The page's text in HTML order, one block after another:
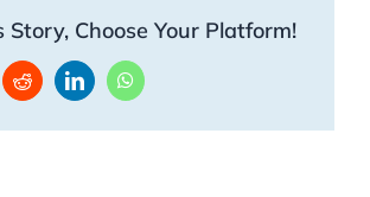
Story, Choose Your Platform!
RedditLinkedInWhatsApp